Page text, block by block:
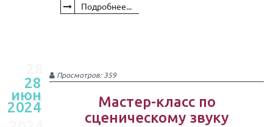
Подробнее...
июн
28
июн
2024
Просмотров: 359
Мастер-класс по
сценическому звуку